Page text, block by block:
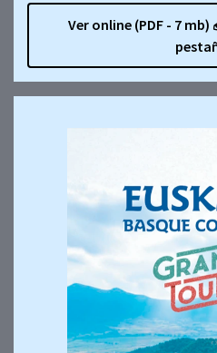
Ver online (PDF - 7 mb)